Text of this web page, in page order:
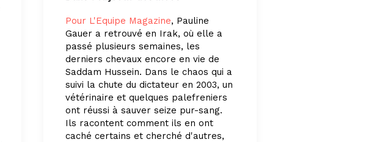
Pour L'Equipe Magazine, Pauline
Gauer a retrouvé en Irak, où elle a
passé plusieurs semaines, les
derniers chevaux encore en vie de
Saddam Hussein. Dans le chaos qui a
suivi la chute du dictateur en 2003, un
vétérinaire et quelques palefreniers
ont réussi à sauver seize pur-sang.
Ils racontent comment ils en ont
caché certains et cherché d'autres,